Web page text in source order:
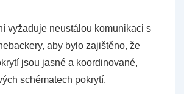
vyžaduje neustálou komunikaci s
aby bylo zajištěno, že
jsou jasné a koordinované,
schématech pokrytí.